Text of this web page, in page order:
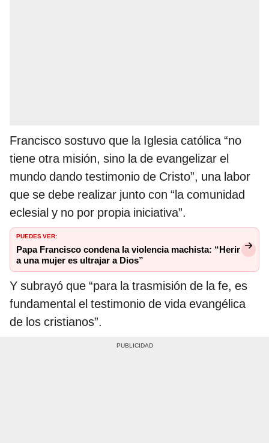
Francisco sostuvo que la Iglesia católica “no
tiene otra misión, sino la de evangelizar el
mundo dando testimonio de Cristo”, una labor
que se debe realizar junto con “la comunidad
eclesial y no por propia iniciativa”.
PUEDES VER:
Papa Francisco condena la violencia machista: “Herir
a una mujer es ultrajar a Dios”
Y subrayó que “para la trasmisión de la fe, es
fundamental el testimonio de vida evangélica
de los cristianos”.